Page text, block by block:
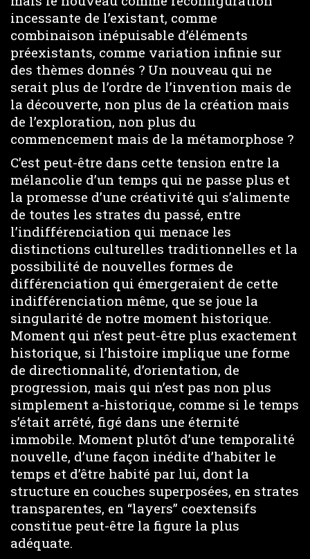
incessante de l’existant, comme
combinaison inépuisable d’éléments
préexistants, comme variation infinie sur
des thèmes donnés ? Un nouveau qui ne
serait plus de l’ordre de l’invention mais de
la découverte, non plus de la création mais
de l’exploration, non plus du
commencement mais de la métamorphose ?
C’est peut-être dans cette tension entre la
mélancolie d’un temps qui ne passe plus et
la promesse d’une créativité qui s’alimente
de toutes les strates du passé, entre
l’indifférenciation qui menace les
distinctions culturelles traditionnelles et la
possibilité de nouvelles formes de
différenciation qui émergeraient de cette
indifférenciation même, que se joue la
singularité de notre moment historique.
Moment qui n’est peut-être plus exactement
historique, si l’histoire implique une forme
de directionnalité, d’orientation, de
progression, mais qui n’est pas non plus
simplement a-historique, comme si le temps
s’était arrêté, figé dans une éternité
immobile. Moment plutôt d’une temporalité
nouvelle, d’une façon inédite d’habiter le
temps et d’être habité par lui, dont la
structure en couches superposées, en strates
transparentes, en “layers” coextensifs
constitue peut-être la figure la plus
adéquate.